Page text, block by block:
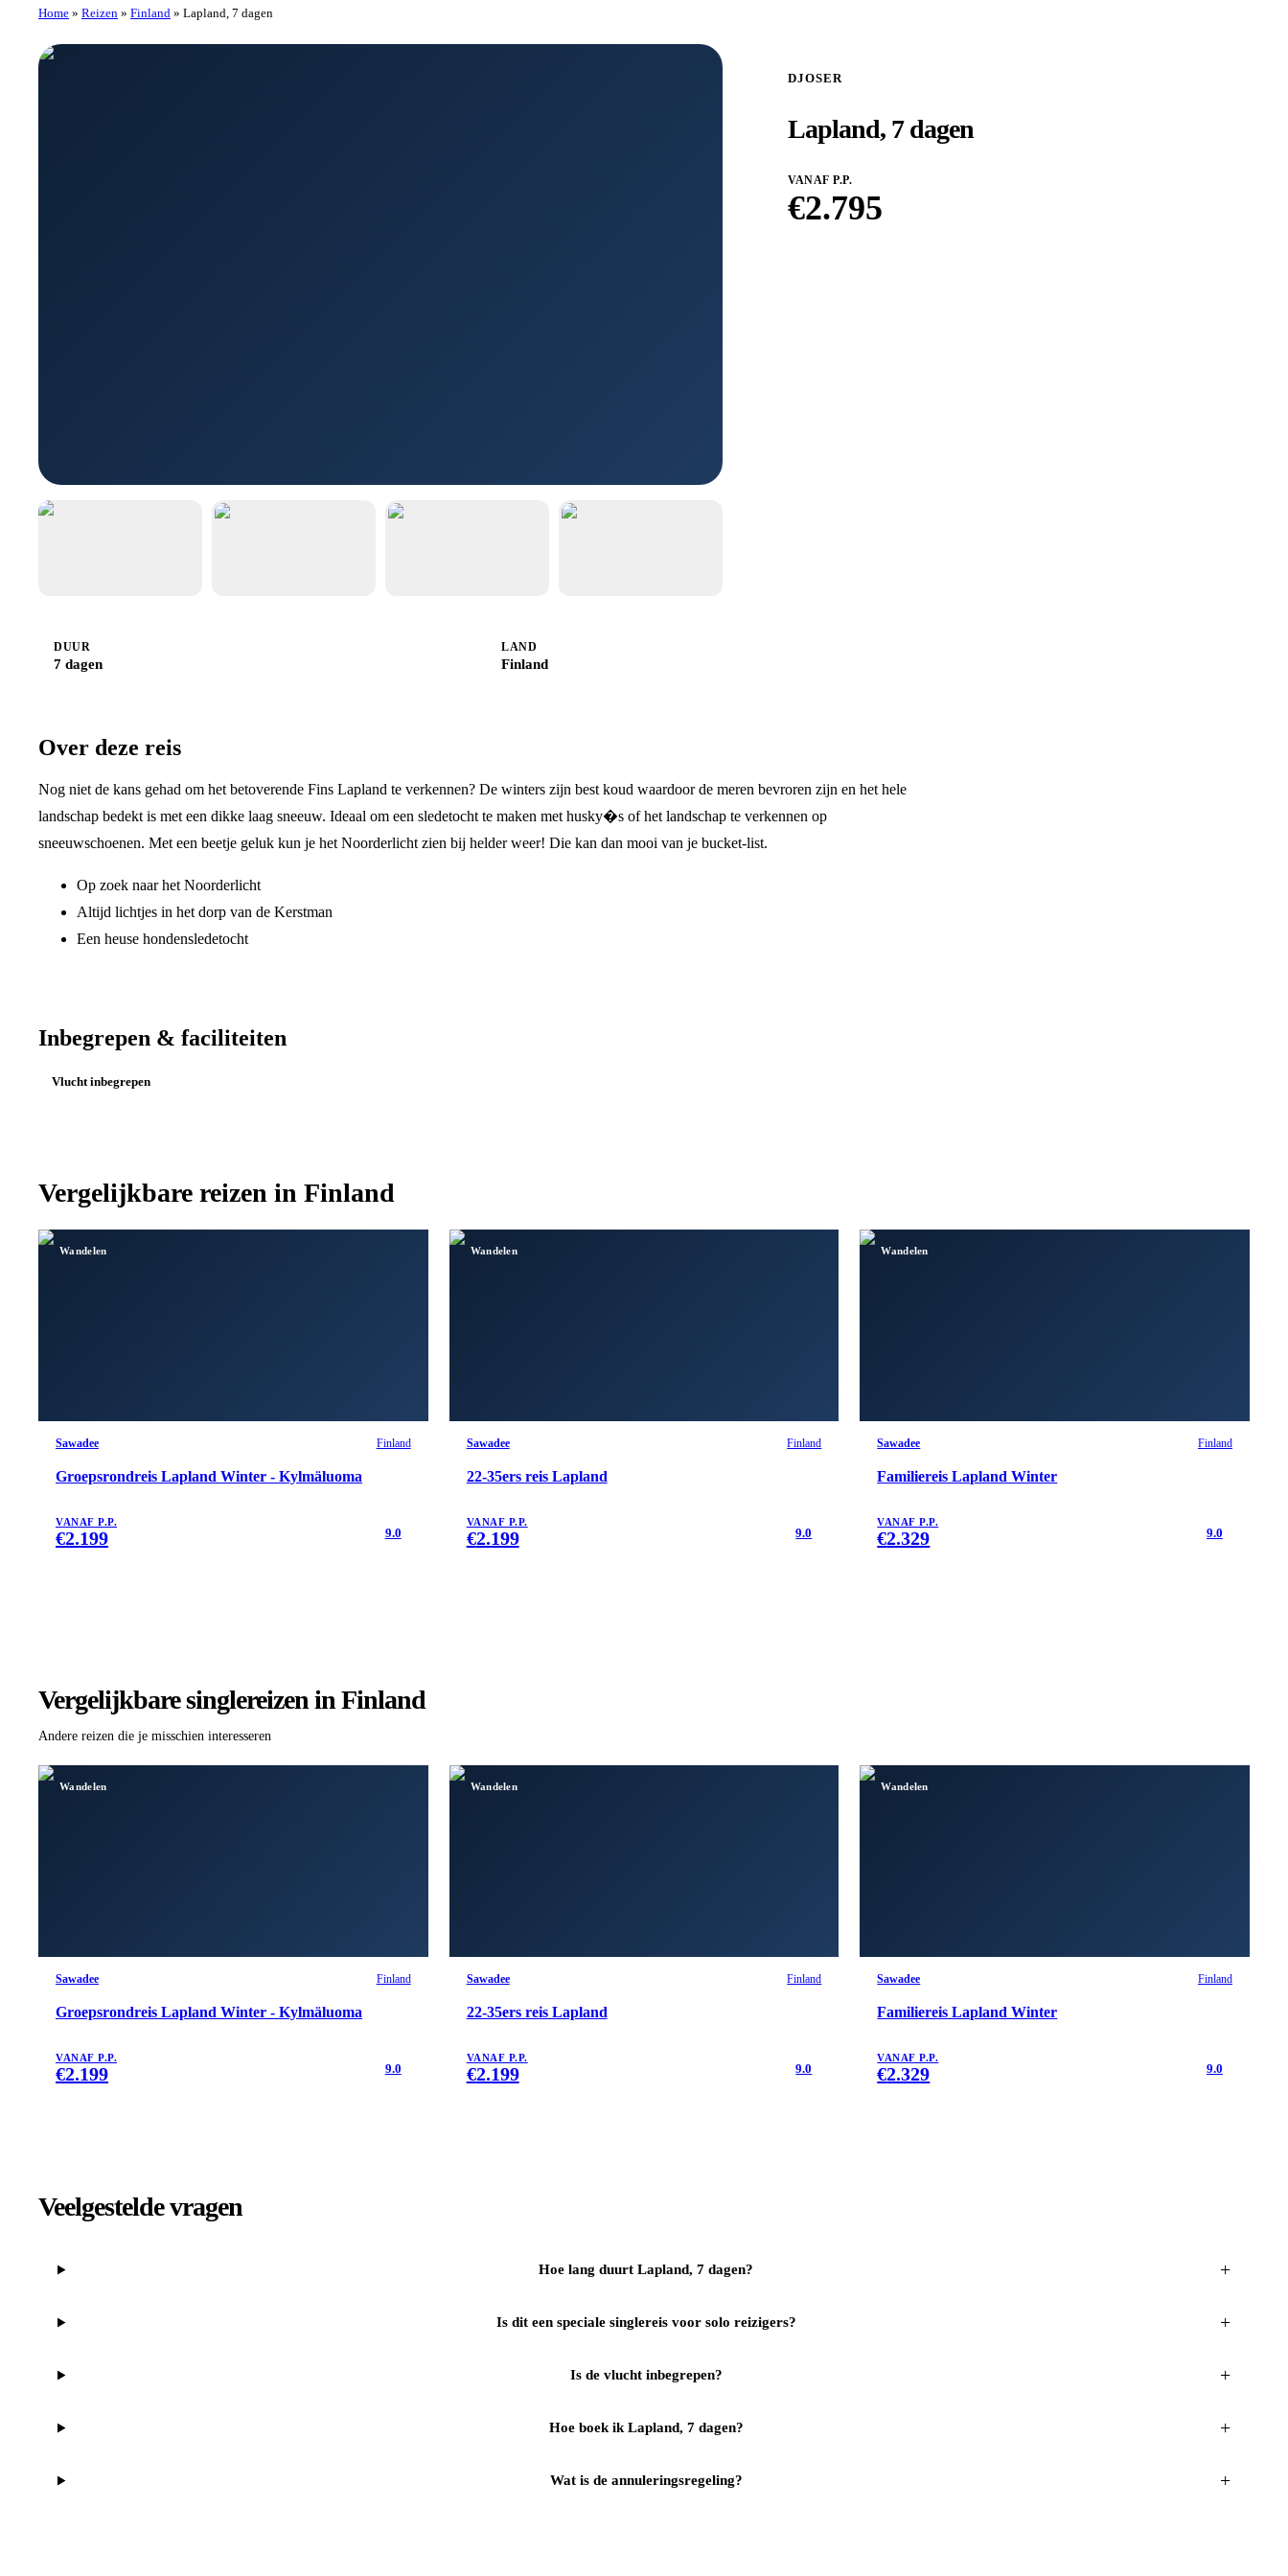
Home » Reizen » Finland » Lapland, 7 dagen
DJOSER
Lapland, 7 dagen
VANAF P.P.
€2.795
DUUR
7 dagen
LAND
Finland
Over deze reis
Nog niet de kans gehad om het betoverende Fins Lapland te verkennen? De winters zijn best koud waardoor de meren bevroren zijn en het hele
landschap bedekt is met een dikke laag sneeuw. Ideaal om een sledetocht te maken met husky�s of het landschap te verkennen op
sneeuwschoenen. Met een beetje geluk kun je het Noorderlicht zien bij helder weer! Die kan dan mooi van je bucket-list.
Op zoek naar het Noorderlicht
Altijd lichtjes in het dorp van de Kerstman
Een heuse hondensledetocht
Inbegrepen & faciliteiten
Vlucht inbegrepen
Vergelijkbare reizen in Finland
Wandelen
Sawadee Finland
Groepsrondreis Lapland Winter - Kylmäluoma
VANAF P.P.
€2.199 9.0
Wandelen
Sawadee Finland
22-35ers reis Lapland
VANAF P.P.
€2.199 9.0
Wandelen
Sawadee Finland
Familiereis Lapland Winter
VANAF P.P.
€2.329 9.0
Vergelijkbare singlereizen in Finland
Andere reizen die je misschien interesseren
Wandelen
Sawadee Finland
Groepsrondreis Lapland Winter - Kylmäluoma
VANAF P.P.
€2.199 9.0
Wandelen
Sawadee Finland
22-35ers reis Lapland
VANAF P.P.
€2.199 9.0
Wandelen
Sawadee Finland
Familiereis Lapland Winter
VANAF P.P.
€2.329 9.0
Veelgestelde vragen
Hoe lang duurt Lapland, 7 dagen? +
Is dit een speciale singlereis voor solo reizigers? +
Is de vlucht inbegrepen? +
Hoe boek ik Lapland, 7 dagen? +
Wat is de annuleringsregeling? +